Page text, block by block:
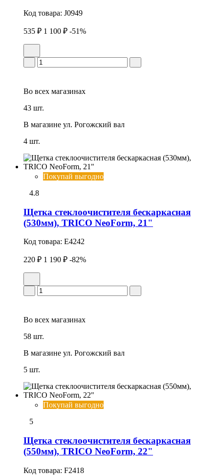
Код товара: J0949
535 ₽ 1 100 ₽ -51%
Во всех магазинах
43 шт.
В магазине ул. Рогожский вал
4 шт.
Покупай выгодно
4.8
Щетка стеклоочистителя бескаркасная
(530мм), TRICO NeoForm, 21"
Код товара: E4242
220 ₽ 1 190 ₽ -82%
Во всех магазинах
58 шт.
В магазине ул. Рогожский вал
5 шт.
Покупай выгодно
5
Щетка стеклоочистителя бескаркасная
(550мм), TRICO NeoForm, 22"
Код товара: F2418